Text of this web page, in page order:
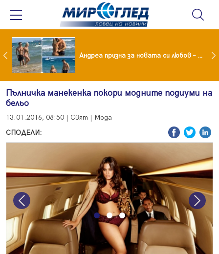
Драма вместо щастие: Звезда от "Татковци" е в болница с високорискова бременност Андреа призна за новата си любов – руснакът Игор
Пълничка манекенка покори модните подиуми на
бельо
13.01.2016, 08:50 | Свят | Мода
СПОДЕЛИ:
Previous Next